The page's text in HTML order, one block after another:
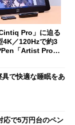
Pro」に迫る
／120Hzで約3
「Artist Pro 2
具で快適な睡眠をあ
応で5万円台のペン